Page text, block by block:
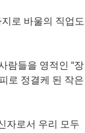
로 바울의 직업도
람들을 영적인 “장
로 정결케 된 작은